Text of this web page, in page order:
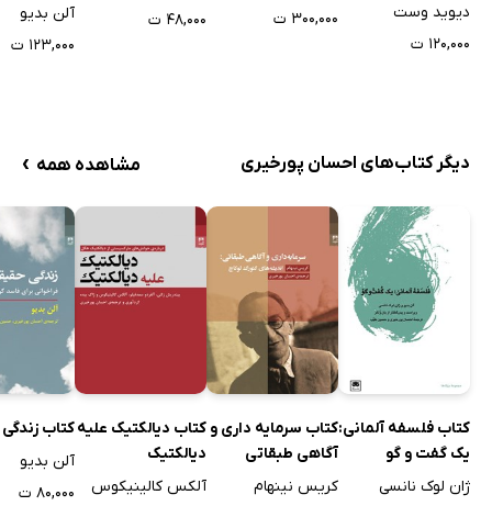
دیوید وست
۱۲۰,۰۰۰ ت
۳۰۰,۰۰۰ ت
۴۸,۰۰۰ ت
آلن بدیو
۱۲۳,۰۰۰ ت
دیگر کتاب‌های احسان پورخیری مشاهده همه ›
کتاب فلسفه آلمانی:
یک گفت و گو
ژان لوک نانسی
کتاب سرمایه داری و
آگاهی طبقاتی
کریس نینهام
کتاب دیالکتیک علیه
دیالکتیک
آلکس کالینیکوس
کتاب
آلن بدیو
۸۰,۰۰۰ ت